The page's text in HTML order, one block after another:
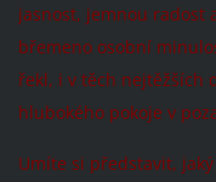
jasnost, jemnou radost
břemeno osobní
řekl, i v těch nejtěžších
hlubokého pokoje v
Umíte si představit,